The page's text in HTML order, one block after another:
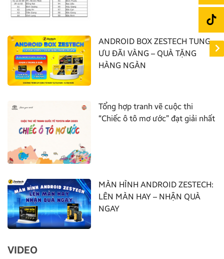
ANDROID BOX ZESTECH TUNG
ƯU ĐÃI VÀNG – QUÀ TẶNG
HÀNG NGÀN
Tổng hợp tranh vẽ cuộc thi
“Chiếc ô tô mơ ước” đạt giải nhất
MÀN HÌNH ANDROID ZESTECH:
LÊN MÀN HAY – NHẬN QUÀ
NGAY
VIDEO